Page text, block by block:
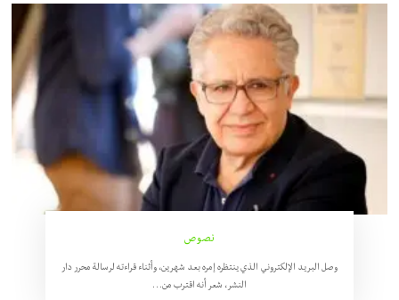
نصوص
وصل البريد الإلكتروني الذي ينتظره إمره بعد شهرين، وأثناء قراءته لرسالة محرر دار
النشر، شعر أنه اقترب من…